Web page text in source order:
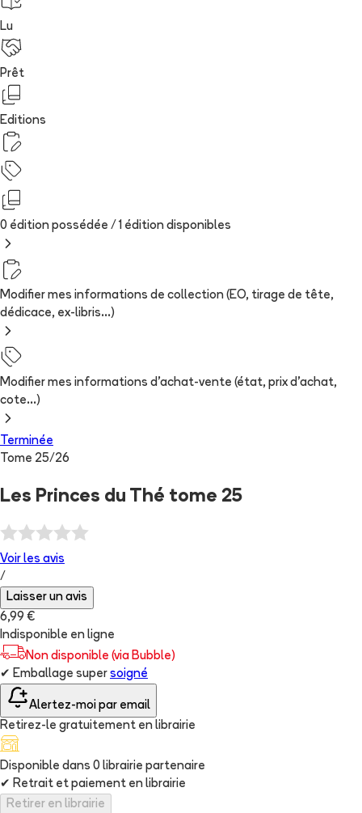
Lu
Prêt
Editions
0 édition possédée / 1 édition disponibles
Modifier mes informations de collection (EO, tirage de tête,
dédicace, ex-libris...)
Modifier mes informations d'achat-vente (état, prix d'achat,
cote...)
Terminée
Tome 25/26
Les Princes du Thé tome 25
Voir les avis
/
Laisser un avis
6,99 €
Indisponible en ligne
Non disponible (via Bubble)
✔ Emballage super soigné
Alertez-moi par email
Retirez-le gratuitement en librairie
Disponible dans 0 librairie partenaire
✔ Retrait et paiement en librairie
Retirer en librairie